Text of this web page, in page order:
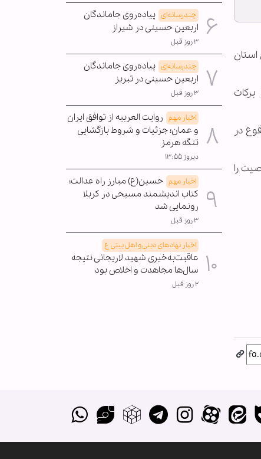
استان
در
را
چندرسانه‌ای پیاده‌روی جاماندگان
اربعین حسینی در شیراز
۳ روز قبل
چندرسانه‌ای پیاده‌روی جاماندگان
اربعین حسینی در تبریز
۳ روز قبل
اخبار مهم روایت العربیه از توافق ایران
و عمان؛ جزئیات و شروط بازگشایی
تنگه هرمز
دیروز ۱۳:۵۵
اخبار مهم حسین(ع) مبارز راه عدالت؛
کتاب اندیشمند مسیحی در کربلا
رونمایی شد
۳ روز قبل
اخبار نهادهای دینی و اهل بیتی ع
عاقبت‌به‌خیری شهید لاریجانی نتیجه
سال‌ها مجاهدت و اخلاص بود
۲ روز قبل